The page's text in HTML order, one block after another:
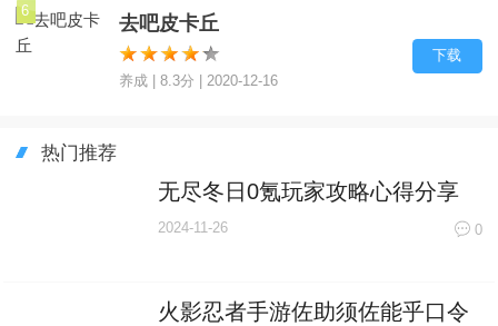
6
去吧皮卡丘
养成 | 8.3分 | 2020-12-16
下载
热门推荐
无尽冬日0氪玩家攻略心得分享
2024-11-26 0
火影忍者手游佐助须佐能乎口令